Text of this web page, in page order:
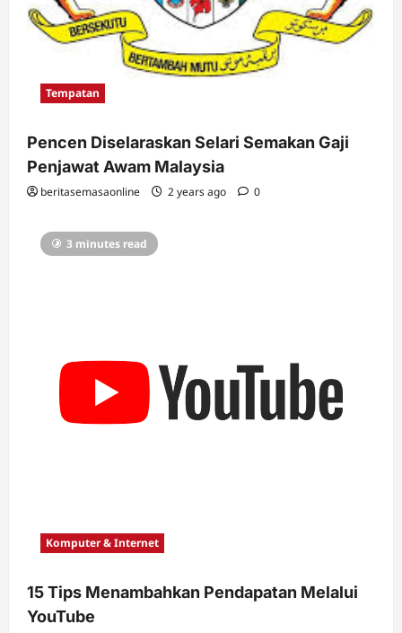
Tempatan
Pencen Diselaraskan Selari Semakan Gaji
Penjawat Awam Malaysia
beritasemasaonline 2 years ago 0
3 minutes read
Komputer & Internet
15 Tips Menambahkan Pendapatan Melalui
YouTube